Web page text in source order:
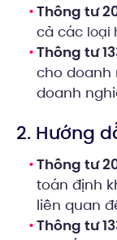
Thông tư
cả các loại
Thông tư
cho doanh
doanh
2. Hướng
Thông tư
toán định
liên quan
Thông tư